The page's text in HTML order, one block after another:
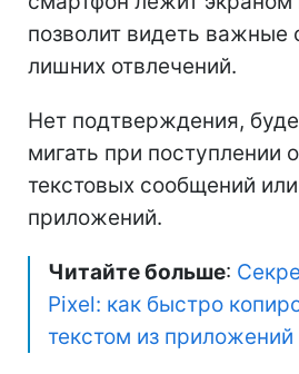
позволит видеть важные
лишних отвлечений.
Нет подтверждения,
мигать при поступлении
текстовых сообщений
приложений.
Читайте больше:
Pixel: как быстро
текстом из приложений